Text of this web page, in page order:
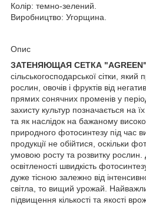
Колір: темно-зелений.
Виробництво: Угорщина.
Опис
ЗАТЕНЯЮЩАЯ СЕТКА "AGREEN"
сільськогосподарської сітки,
рослин, овочів і фруктів від
прямих сонячних променів у
захисту культур позначається на їх
та як наслідок на бажаному
природного фотосинтезу під час
продукції не обійтися, оскільки
умовою росту та розвитку рослин.
освітленості швидкість
дуже тісною залежно від
світла, то вищий урожай.
підвищення кількості та якості